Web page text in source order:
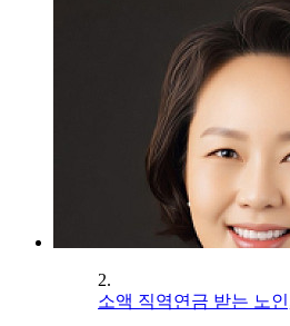
2.
소액 직역연금 받는 노